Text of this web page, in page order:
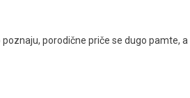
porodične priče se dugo pamte, a